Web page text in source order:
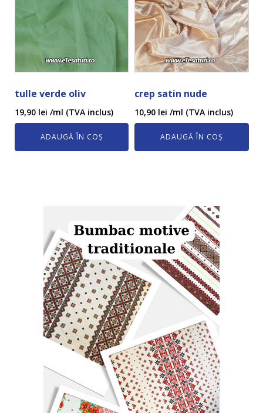
tulle verde oliv
19,90 lei /ml (TVA inclus)
ADAUGĂ ÎN COȘ
crep satin nude
10,90 lei /ml (TVA inclus)
ADAUGĂ ÎN COȘ